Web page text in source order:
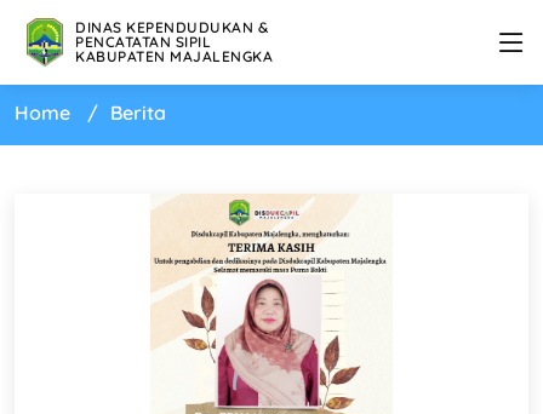
DINAS KEPENDUDUKAN &
PENCATATAN SIPIL
KABUPATEN MAJALENGKA
Home Berita